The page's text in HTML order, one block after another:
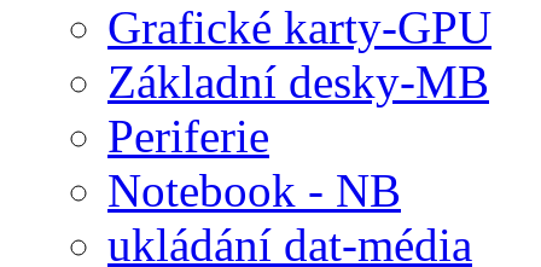
Grafické karty-GPU
Základní desky-MB
Periferie
Notebook - NB
ukládání dat-média